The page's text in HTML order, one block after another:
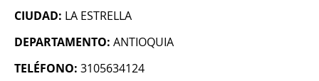
CIUDAD: LA ESTRELLA
DEPARTAMENTO: ANTIOQUIA
TELÉFONO: 3105634124